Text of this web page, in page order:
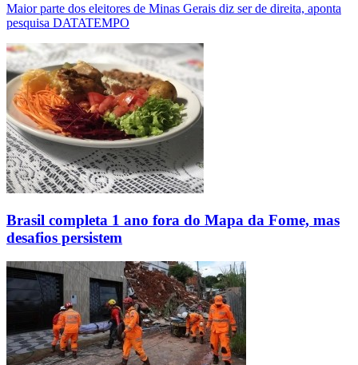
Maior parte dos eleitores de Minas Gerais diz ser de direita, aponta
pesquisa DATATEMPO
Brasil completa 1 ano fora do Mapa da Fome, mas
desafios persistem